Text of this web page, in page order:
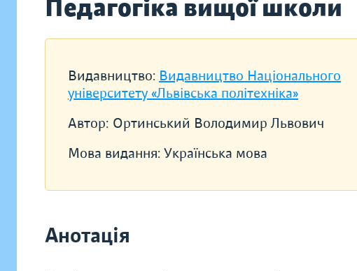
Педагогіка вищої школи
Видавництво: Видавництво Національного
університету «Львівська політехніка»
Автор: Ортинський Володимир Львович
Мова видання: Українська мова
Анотація